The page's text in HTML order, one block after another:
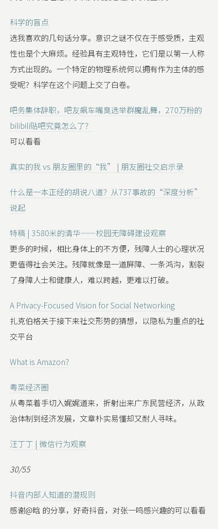
科学的盲点
选我喜欢的几句话分享。意识之谜不仅在于感受质，主观
性也是个大麻烦。经验具有主观特性，它们是以第一人称
方式出现的。一个特定的物理系统何以拥有作为主体的感
受呢？科学在这个问题上交了白卷。
吧务集体辞职，吧友飙车嘴臭选举群魔乱舞，270万粉的
bilibili贴吧究竟怎么了？
可以看看
真实的我 vs 朋友圈里的“我” | 朋友圈社交启示录
什么是一本正经的胡说八道？从737事故的“深度分析”
说起
特稿 | 3580米的清华——校园无障碍建设观察
更多的时候，相比身体上的不方便，残障人士的心理状况
更值得社会关注。残障就像是一道屏障、一条鸿沟，割裂
了身障人士和健康人，难以跨越，更难以打破。
A Privacy-Focused Vision for Social Networking
扎克伯格关于接下来社交形势的猜想，以隐私为重点的社
交平台
What is Amazon?
粤菜经济圈
从粤菜着手切入娓娓道来，折射出来广东民营经济，从政
治体制到经济发展，文章朴实易懂却又耐人寻味。
汪丁丁 | 微信行为观察
30/55
抖音内部人知道的潜规则
感谢@晗 的分享，好奇抖音，对张一鸣感兴趣的可以看看